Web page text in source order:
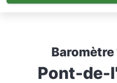
Pont-de-